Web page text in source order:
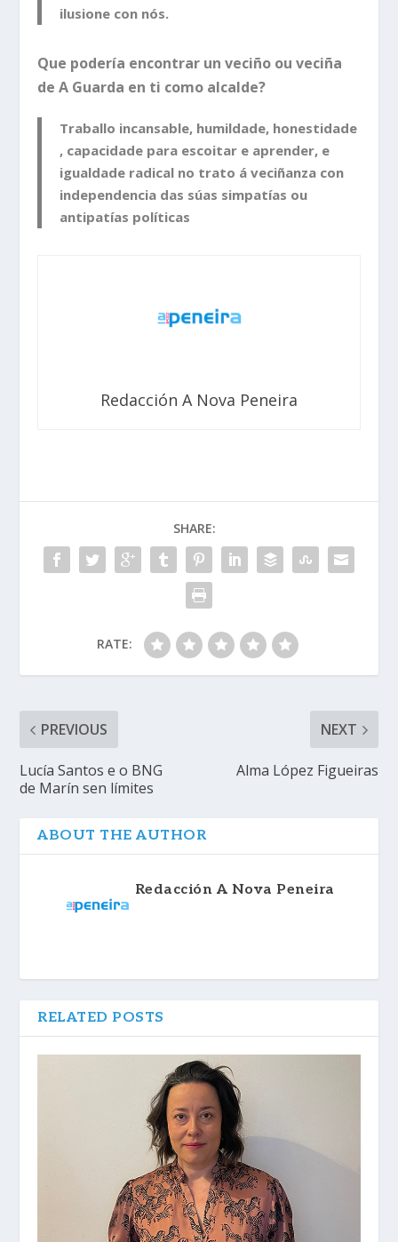
ilusione con nós.
Que podería encontrar un veciño ou veciña
de A Guarda en ti como alcalde?
Traballo incansable, humildade, honestidade
, capacidade para escoitar e aprender, e
igualdade radical no trato á veciñanza con
independencia das súas simpatías ou
antipatías políticas
Redacción A Nova Peneira
SHARE:
RATE:
PREVIOUS
Lucía Santos e o BNG
de Marín sen límites
NEXT
Alma López Figueiras
ABOUT THE AUTHOR
Redacción A Nova Peneira
RELATED POSTS